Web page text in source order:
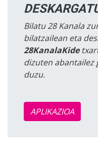
Bilatu 28 Kanala
bilatzailean eta
28KanalaKide
dizuten abantailez
duzu.
APLIKAZIOA